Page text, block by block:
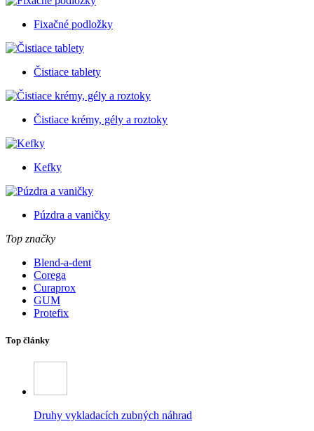
Fixačné podložky
Čistiace tablety
Čistiace krémy, gély a roztoky
Kefky
Púzdra a vaničky
Top značky
Blend-a-dent
Corega
Curaprox
GUM
Protefix
Top články
Druhy vykladacích zubných náhrad